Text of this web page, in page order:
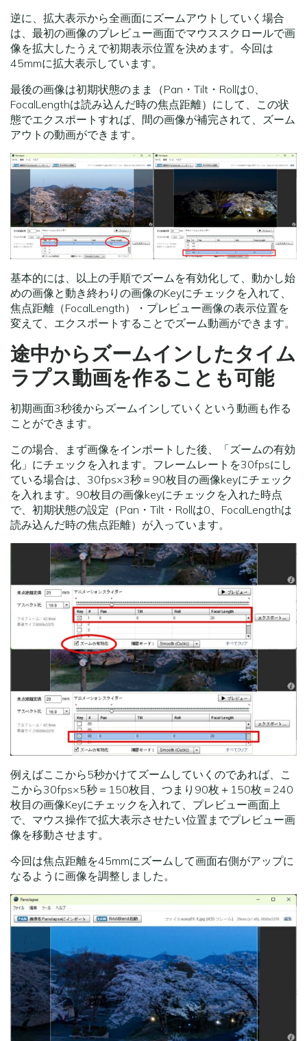
逆に、拡大表示から全画面にズームアウトしていく場合
は、最初の画像のプレビュー画面でマウススクロールで画
像を拡大したうえで初期表示位置を決めます。今回は
45mmに拡大表示しています。
最後の画像は初期状態のまま（Pan・Tilt・Rollは0、
FocalLengthは読み込んだ時の焦点距離）にして、この状
態でエクスポートすれば、間の画像が補完されて、ズーム
アウトの動画ができます。
基本的には、以上の手順でズームを有効化して、動かし始
めの画像と動き終わりの画像のKeyにチェックを入れて、
焦点距離（FocalLength）・プレビュー画像の表示位置を
変えて、エクスポートすることでズーム動画ができます。
途中からズームインしたタイム
ラプス動画を作ることも可能
初期画面3秒後からズームインしていくという動画も作る
ことができます。
この場合、まず画像をインポートした後、「ズームの有効
化」にチェックを入れます。フレームレートを30fpsにし
ている場合は、30fps×3秒＝90枚目の画像keyにチェック
を入れます。90枚目の画像keyにチェックを入れた時点
で、初期状態の設定（Pan・Tilt・Rollは0、FocalLengthは
読み込んだ時の焦点距離）が入っています。
例えばここから5秒かけてズームしていくのであれば、こ
こから30fps×5秒＝150枚目、つまり90枚＋150枚＝240
枚目の画像Keyにチェックを入れて、プレビュー画面上
で、マウス操作で拡大表示させたい位置までプレビュー画
像を移動させます。
今回は焦点距離を45mmにズームして画面右側がアップに
なるように画像を調整しました。